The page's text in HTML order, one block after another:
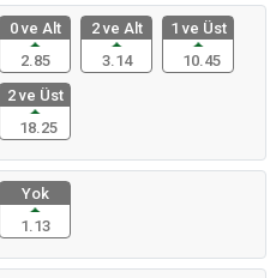
0 ve Alt
2.85
2 ve Alt
3.14
1 ve Üst
10.45
2 ve Üst
18.25
Yok
1.13